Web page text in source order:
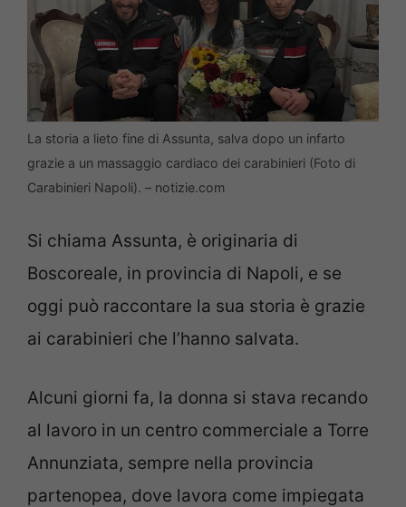
La storia a lieto fine di Assunta, salva dopo un infarto
grazie a un massaggio cardiaco dei carabinieri (Foto di
Carabinieri Napoli). – notizie.com
Si chiama Assunta, è originaria di
Boscoreale, in provincia di Napoli, e se
oggi può raccontare la sua storia è grazie
ai carabinieri che l’hanno salvata.
Alcuni giorni fa, la donna si stava recando
al lavoro in un centro commerciale a Torre
Annunziata, sempre nella provincia
partenopea, dove lavora come impiegata